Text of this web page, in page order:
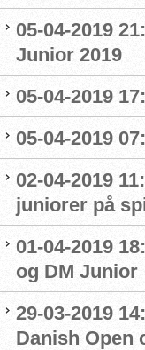
05-04-2019
Junior 2019
05-04-2019
05-04-2019
02-04-2019
juniorer på
01-04-2019
og DM Junior
29-03-2019
Danish Open